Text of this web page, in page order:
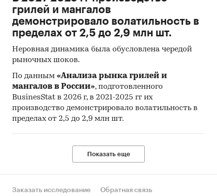
грилей и мангалов
демонстрировало волатильность в
пределах от 2,5 до 2,9 млн шт.
Неровная динамика была обусловлена чередой
рыночных шоков.
По данным «Анализа рынка грилей и
мангалов в России», подготовленного
BusinesStat в 2026 г, в 2021-2025 гг их
производство демонстрировало волатильность в
пределах от 2,5 до 2,9 млн шт.
Показать еще
Заказать исследование
Обратная связь